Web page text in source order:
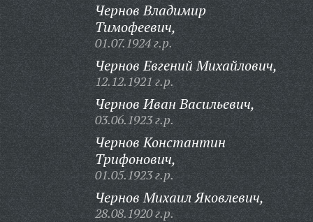
Чернов Владимир
Тимофеевич,
01.07.1924 г.р.
Чернов Евгений Михайлович,
12.12.1921 г.р.
Чернов Иван Васильевич,
03.06.1923 г.р.
Чернов Константин
Трифонович,
01.05.1923 г.р.
Чернов Михаил Яковлевич,
28.08.1920 г.р.